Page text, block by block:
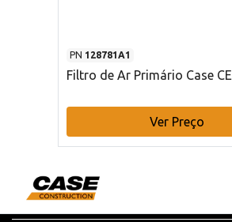
PN 128781A1
Filtro de Ar Primário Case CE
Ver Preço